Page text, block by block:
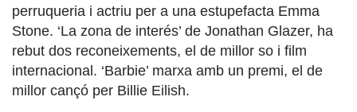
perruqueria i actriu per a una estupefacta Emma
Stone. ‘La zona de interés’ de Jonathan Glazer, ha
rebut dos reconeixements, el de millor so i film
internacional. ‘Barbie’ marxa amb un premi, el de
millor cançó per Billie Eilish.